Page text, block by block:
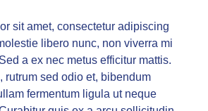
sit amet, consectetur adipiscing
libero nunc, non viverra mi
a ex nec metus efficitur mattis.
rutrum sed odio et, bibendum
fermentum ligula ut neque